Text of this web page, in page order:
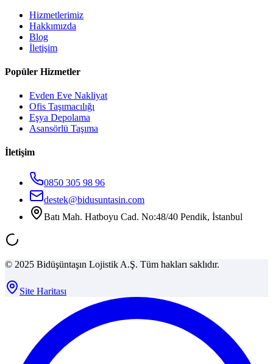
Hizmetlerimiz
Hakkımızda
Blog
İletişim
Popüler Hizmetler
Evden Eve Nakliyat
Ofis Taşımacılığı
Eşya Depolama
Asansörlü Taşıma
İletişim
0850 305 98 96
destek@bidusuntasin.com
Batı Mah. Hatboyu Cad. No:48/40 Pendik, İstanbul
© 2025 Bidüşüntaşın Lojistik A.Ş. Tüm hakları saklıdır.
Site Haritası